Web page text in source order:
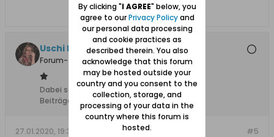
Uschi Danziger
Forum-Teilnehmer
Dabei seit:28.10.2018
Beiträge:
#5
27.01.2020, 19:39
By clicking "I AGREE" below, you
agree to ourPrivacy Policyand
our personal data processing
and cookie practices as
described therein. You also
acknowledge that this forum
may be hosted outside your
country and you consent to the
collection, storage, and
processing of your data in the
country where this forum is
hosted.